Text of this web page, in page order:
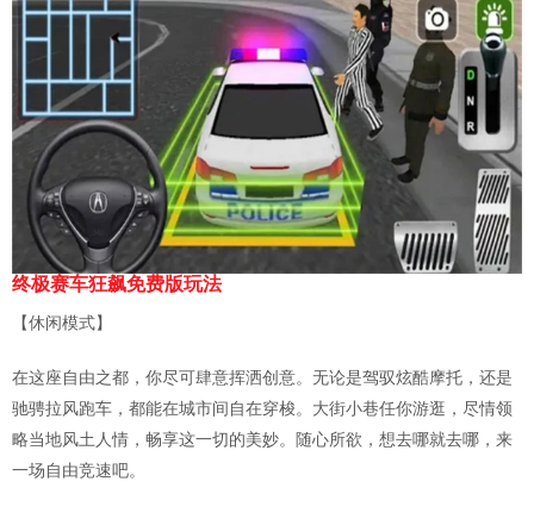
终极赛车狂飙免费版玩法
【休闲模式】
在这座自由之都，你尽可肆意挥洒创意。无论是驾驭炫酷摩托，还是
驰骋拉风跑车，都能在城市间自在穿梭。大街小巷任你游逛，尽情领
略当地风土人情，畅享这一切的美妙。随心所欲，想去哪就去哪，来
一场自由竞速吧。